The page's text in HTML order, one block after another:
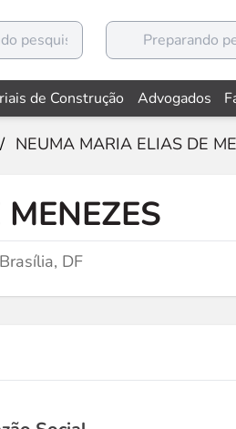
de Construção Advogados
/ NEUMA MARIA ELIAS DE
DF